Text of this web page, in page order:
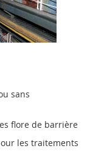
sans
flore de barrière
les traitements